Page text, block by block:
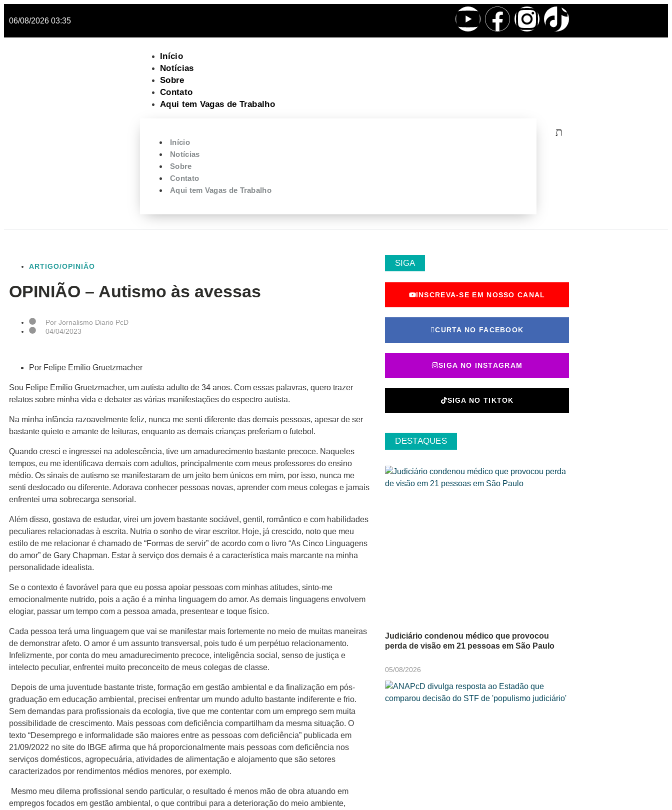
06/08/2026 03:35
Início
Notícias
Sobre
Contato
Aqui tem Vagas de Trabalho
Início
Notícias
Sobre
Contato
Aqui tem Vagas de Trabalho
ARTIGO/OPINIÃO
OPINIÃO – Autismo às avessas
Por Jornalismo Diario PcD
04/04/2023
Por Felipe Emílio Gruetzmacher
Sou Felipe Emílio Gruetzmacher, um autista adulto de 34 anos. Com essas palavras, quero trazer
relatos sobre minha vida e debater as várias manifestações do espectro autista.
Na minha infância razoavelmente feliz, nunca me senti diferente das demais pessoas, apesar de ser
bastante quieto e amante de leituras, enquanto as demais crianças preferiam o futebol.
Quando cresci e ingressei na adolescência, tive um amadurecimento bastante precoce. Naqueles
tempos, eu me identificava demais com adultos, principalmente com meus professores do ensino
médio. Os sinais de autismo se manifestaram de um jeito bem únicos em mim, por isso, nunca me
senti deslocado ou diferente. Adorava conhecer pessoas novas, aprender com meus colegas e jamais
enfrentei uma sobrecarga sensorial.
Além disso, gostava de estudar, virei um jovem bastante sociável, gentil, romântico e com habilidades
peculiares relacionadas à escrita. Nutria o sonho de virar escritor. Hoje, já crescido, noto que meu
estilo de me relacionar é chamado de “Formas de servir” de acordo com o livro “As Cinco Linguagens
do amor” de Gary Chapman. Estar à serviço dos demais é a característica mais marcante na minha
personalidade idealista.
Se o contexto é favorável para que eu possa apoiar pessoas com minhas atitudes, sinto-me
emocionalmente nutrido, pois a ação é a minha linguagem do amor. As demais linguagens envolvem
elogiar, passar um tempo com a pessoa amada, presentear e toque físico.
Cada pessoa terá uma linguagem que vai se manifestar mais fortemente no meio de muitas maneiras
de demonstrar afeto. O amor é um assunto transversal, pois tudo é um perpétuo relacionamento.
Infelizmente, por conta do meu amadurecimento precoce, inteligência social, senso de justiça e
intelecto peculiar, enfrentei muito preconceito de meus colegas de classe.
Depois de uma juventude bastante triste, formação em gestão ambiental e da finalização em pós-
graduação em educação ambiental, precisei enfrentar um mundo adulto bastante indiferente e frio.
Sem demandas para profissionais da ecologia, tive que me contentar com um emprego sem muita
possibilidade de crescimento. Mais pessoas com deficiência compartilham da mesma situação. O
texto “Desemprego e informalidade são maiores entre as pessoas com deficiência” publicada em
21/09/2022 no site do IBGE afirma que há proporcionalmente mais pessoas com deficiência nos
serviços domésticos, agropecuária, atividades de alimentação e alojamento que são setores
caracterizados por rendimentos médios menores, por exemplo.
Mesmo meu dilema profissional sendo particular, o resultado é menos mão de obra atuando em
empregos focados em gestão ambiental, o que contribui para a deterioração do meio ambiente,
SIGA
INSCREVA-SE EM NOSSO CANAL
CURTA NO FACEBOOK
SIGA NO INSTAGRAM
SIGA NO TIKTOK
DESTAQUES
Judiciário condenou médico que provocou
perda de visão em 21 pessoas em São Paulo
05/08/2026